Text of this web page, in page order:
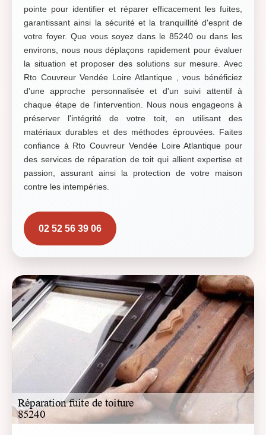
pointe pour identifier et réparer efficacement les fuites,
garantissant ainsi la sécurité et la tranquillité d'esprit de
votre foyer. Que vous soyez dans le 85240 ou dans les
environs, nous nous déplaçons rapidement pour évaluer
la situation et proposer des solutions sur mesure. Avec
Rto Couvreur Vendée Loire Atlantique , vous bénéficiez
d'une approche personnalisée et d'un suivi attentif à
chaque étape de l'intervention. Nous nous engageons à
préserver l'intégrité de votre toit, en utilisant des
matériaux durables et des méthodes éprouvées. Faites
confiance à Rto Couvreur Vendée Loire Atlantique pour
des services de réparation de toit qui allient expertise et
passion, assurant ainsi la protection de votre maison
contre les intempéries.
02 52 56 39 06